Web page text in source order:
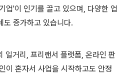
업'이 인기를 끌고 있으며, 다양한 업
도 증가하고 있습니다.
일거리, 프리랜서 플랫폼, 온라인 판
이 혼자서 사업을 시작하고도 안정